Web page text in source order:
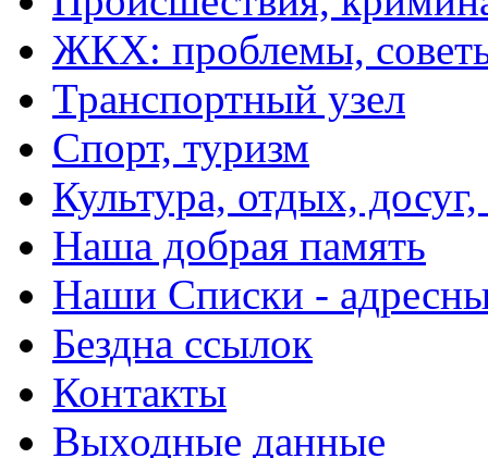
ЖКХ: проблемы,
Транспортный узел
Спорт, туризм
Культура, отдых,
Наша добрая память
Наши Списки -
Бездна ссылок
Контакты
Выходные данные